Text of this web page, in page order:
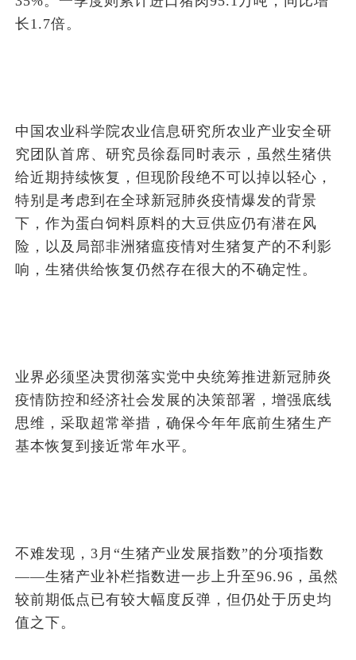
长1.7倍。
中国农业科学院农业信息研究所农业产业安全研
究团队首席、研究员徐磊同时表示，虽然生猪供
给近期持续恢复，但现阶段绝不可以掉以轻心，
特别是考虑到在全球新冠肺炎疫情爆发的背景
下，作为蛋白饲料原料的大豆供应仍有潜在风
险，以及局部非洲猪瘟疫情对生猪复产的不利影
响，生猪供给恢复仍然存在很大的不确定性。
业界必须坚决贯彻落实党中央统筹推进新冠肺炎
疫情防控和经济社会发展的决策部署，增强底线
思维，采取超常举措，确保今年年底前生猪生产
基本恢复到接近常年水平。
不难发现，3月“生猪产业发展指数”的分项指数
——生猪产业补栏指数进一步上升至96.96，虽然
较前期低点已有较大幅度反弹，但仍处于历史均
值之下。